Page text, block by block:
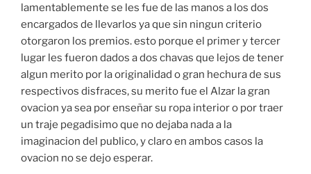
lamentablemente se les fue de las manos a los dos
encargados de llevarlos ya que sin ningun criterio
otorgaron los premios. esto porque el primer y tercer
lugar les fueron dados a dos chavas que lejos de tener
algun merito por la originalidad o gran hechura de sus
respectivos disfraces, su merito fue el Alzar la gran
ovacion ya sea por enseñar su ropa interior o por traer
un traje pegadisimo que no dejaba nada a la
imaginacion del publico, y claro en ambos casos la
ovacion no se dejo esperar.